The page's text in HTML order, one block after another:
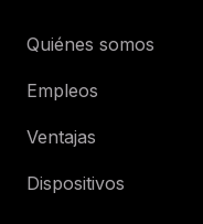
Quiénes somos
Empleos
Ventajas
Dispositivos